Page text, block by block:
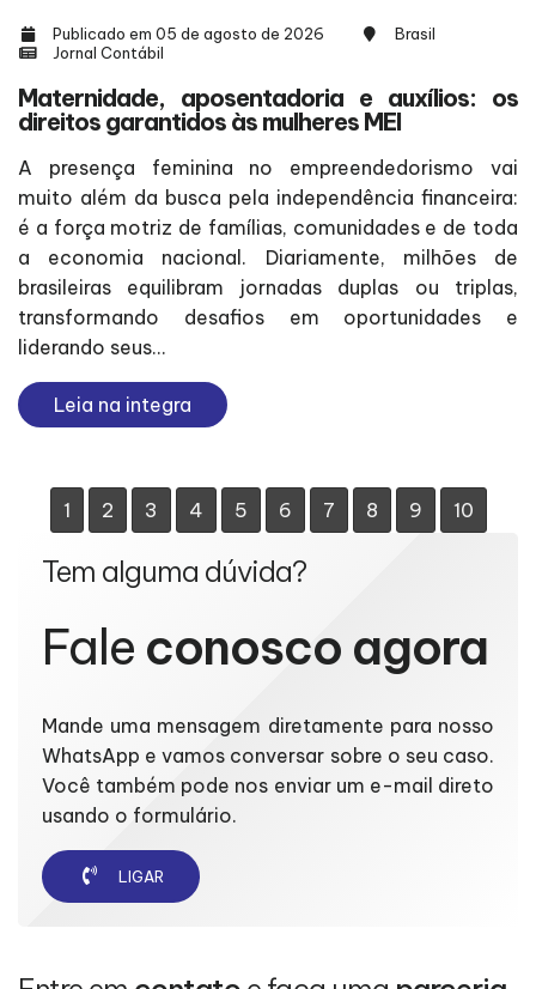
Publicado em 05 de agosto de 2026
Brasil
Jornal Contábil
Maternidade, aposentadoria e auxílios: os
direitos garantidos às mulheres MEI
A presença feminina no empreendedorismo vai
muito além da busca pela independência financeira:
é a força motriz de famílias, comunidades e de toda
a economia nacional. Diariamente, milhões de
brasileiras equilibram jornadas duplas ou triplas,
transformando desafios em oportunidades e
liderando seus...
Leia na integra
1 2 3 4 5 6 7 8 9 10
Tem alguma dúvida?
Fale conosco agora
Mande uma mensagem diretamente para nosso
WhatsApp e vamos conversar sobre o seu caso.
Você também pode nos enviar um e-mail direto
usando o formulário.
LIGAR